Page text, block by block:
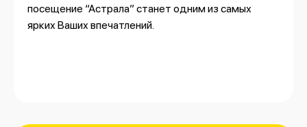
посещение “Астрала” станет одним из самых
ярких Ваших впечатлений.